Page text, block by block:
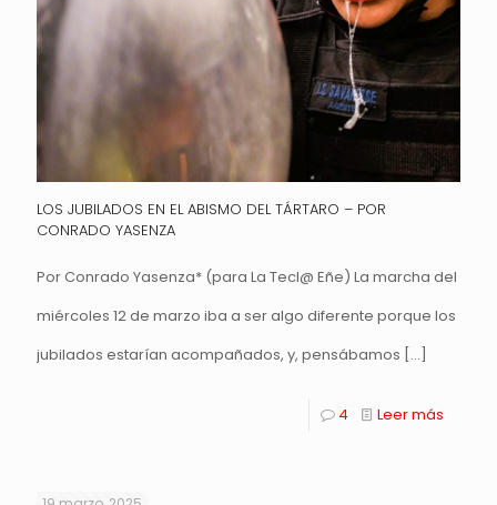
LOS JUBILADOS EN EL ABISMO DEL TÁRTARO – POR
CONRADO YASENZA
Por Conrado Yasenza* (para La Tecl@ Eñe) La marcha del
miércoles 12 de marzo iba a ser algo diferente porque los
jubilados estarían acompañados, y, pensábamos […]
4 Leer más